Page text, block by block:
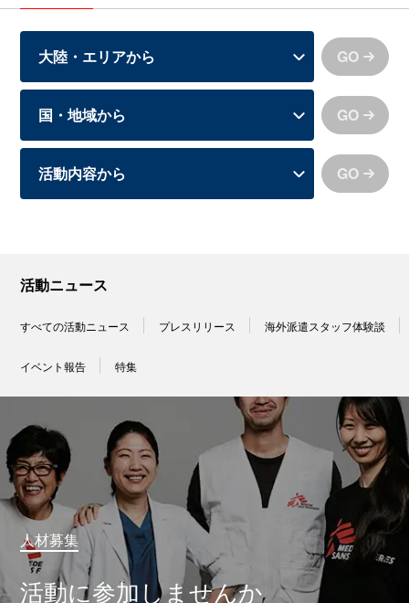
GO
GO
GO
活動ニュース
すべての活動ニュース プレスリリース 海外派遣スタッフ体験談
イベント報告 特集
人材募集
活動に参加しませんか